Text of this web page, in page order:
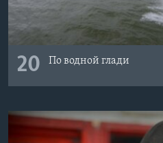
20 По водной глади